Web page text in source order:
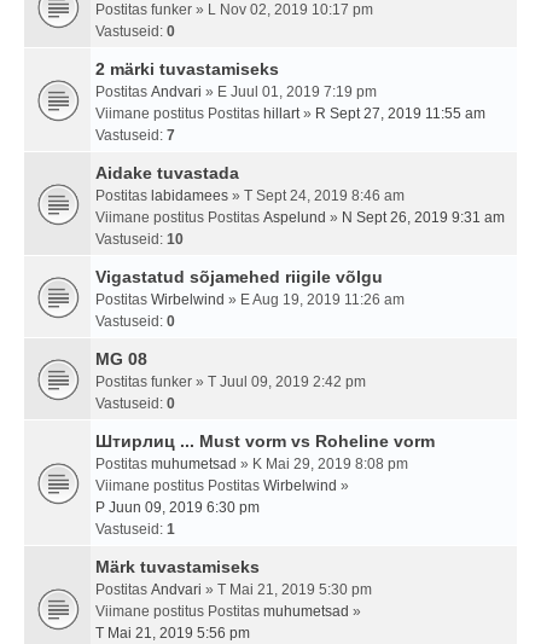
Postitas funker » L Nov 02, 2019 10:17 pm
Vastuseid: 0
2 märki tuvastamiseks
Postitas Andvari » E Juul 01, 2019 7:19 pm
Viimane postitus Postitas hillart» R Sept 27, 2019 11:55 am
Vastuseid: 7
Aidake tuvastada
Postitas labidamees » T Sept 24, 2019 8:46 am
Viimane postitus Postitas Aspelund » N Sept 26, 2019 9:31 am
Vastuseid: 10
Vigastatud sõjamehed riigile võlgu
Postitas Wirbelwind » E Aug 19, 2019 11:26 am
Vastuseid: 0
MG 08
Postitas funker » T Juul 09, 2019 2:42 pm
Vastuseid: 0
Штирлиц ... Must vorm vs Roheline vorm
Postitas muhumetsad » K Mai 29, 2019 8:08 pm
Viimane postitus Postitas Wirbelwind »
P Juun 09, 2019 6:30 pm
Vastuseid: 1
Märk tuvastamiseks
Postitas Andvari » T Mai 21, 2019 5:30 pm
Viimane postitus Postitas muhumetsad »
T Mai 21, 2019 5:56 pm